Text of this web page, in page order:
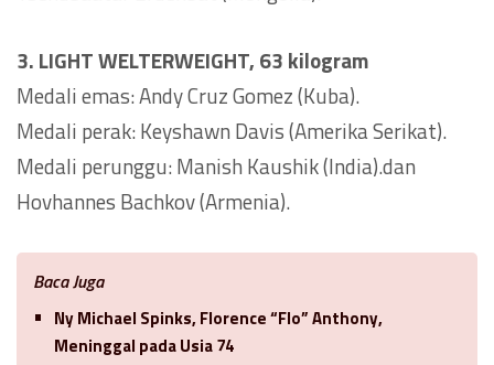
3. LIGHT WELTERWEIGHT, 63 kilogram
Medali emas: Andy Cruz Gomez (Kuba).
Medali perak: Keyshawn Davis (Amerika Serikat).
Medali perunggu: Manish Kaushik (India).dan
Hovhannes Bachkov (Armenia).
Baca Juga
Ny Michael Spinks, Florence “Flo” Anthony,
Meninggal pada Usia 74